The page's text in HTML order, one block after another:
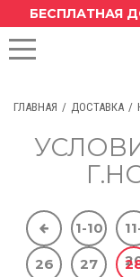
БЕСПЛАТНАЯ
ГЛАВНАЯ ДОСТАВКА
1-10
26 27